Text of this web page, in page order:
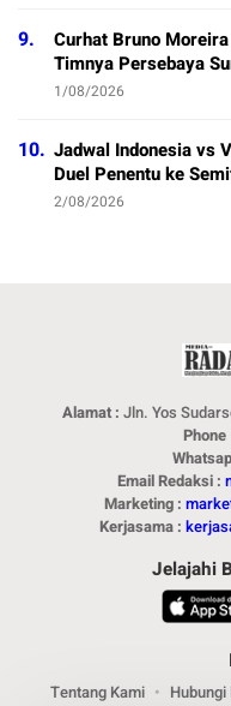
9.
Curhat Bruno
Timnya Persebaya
1/08/2026
10. Jadwal Indonesia vs
Duel Penentu ke
2/08/2026
Alamat : Jln. Yos
Email Redaksi :
Marketing :
Kerjasama :
Jelajahi
Tentang Kami Hubungi